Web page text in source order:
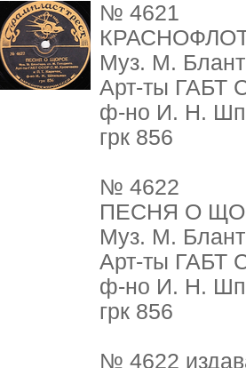
№ 4621
Муз. М.
Арт-ты ГАБТ
ф-но И. Н.
грк 856
№ 4622
ПЕСНЯ О
Муз. М.
Арт-ты ГАБТ
ф-но И. Н.
грк 856
№ 4622